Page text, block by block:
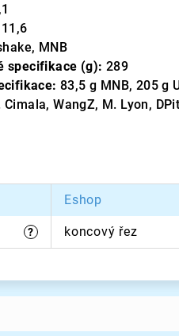
11,6
MNB
specifikace (g): 289
83,5 g MNB, 205 g
Cimala, WangZ, M. Lyon,
Eshop
? koncový řez